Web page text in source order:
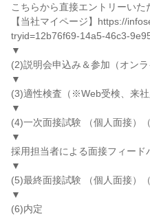
こちらから直接エントリーいた
【当社マイページ】https://
tryid=12b76f69-14a5-46c3-
▼
(2)説明会申込み＆参加（オン
▼
(3)適性検査（※Web受検、来社
▼
(4)一次面接試験 （個人面接）
▼
採用担当者による面接フィード
▼
(5)最終面接試験 （個人面接）（
▼
(6)内定